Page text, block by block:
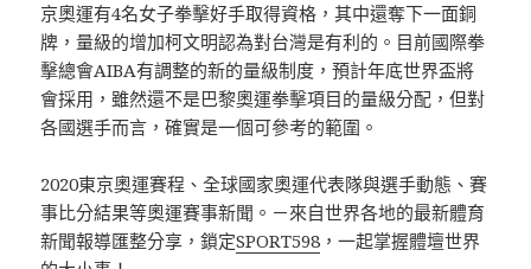
京奧運有4名女子拳擊好手取得資格，其中還奪下一面銅
牌，量級的增加柯文明認為對台灣是有利的。目前國際拳
擊總會AIBA有調整的新的量級制度，預計年底世界盃將
會採用，雖然還不是巴黎奧運拳擊項目的量級分配，但對
各國選手而言，確實是一個可參考的範圍。
2020東京奧運賽程、全球國家奧運代表隊與選手動態、賽
事比分結果等奧運賽事新聞。－來自世界各地的最新體育
新聞報導匯整分享，鎖定SPORT598 ，一起掌握體壇世界